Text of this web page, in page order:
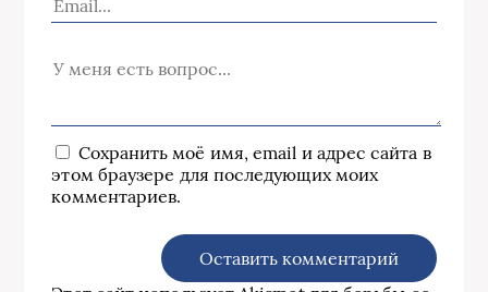
Сохранить моё имя, email и адрес сайта в
этом браузере для последующих моих
комментариев.